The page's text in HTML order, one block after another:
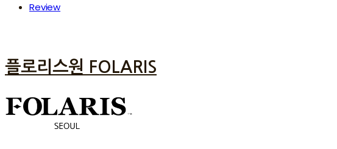
Review
플로리스원 FOLARIS